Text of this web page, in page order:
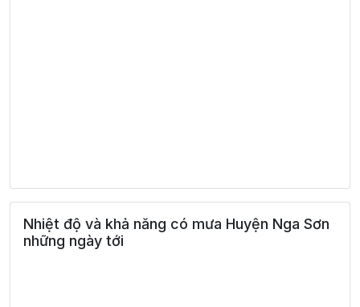
Nhiệt độ và khả năng có mưa Huyện Nga Sơn
những ngày tới